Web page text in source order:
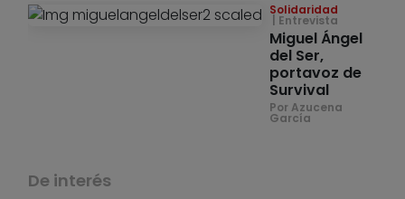
Solidaridad
Entrevista
Miguel Ángel
del Ser,
portavoz de
Survival
Por Azucena
García
De interés